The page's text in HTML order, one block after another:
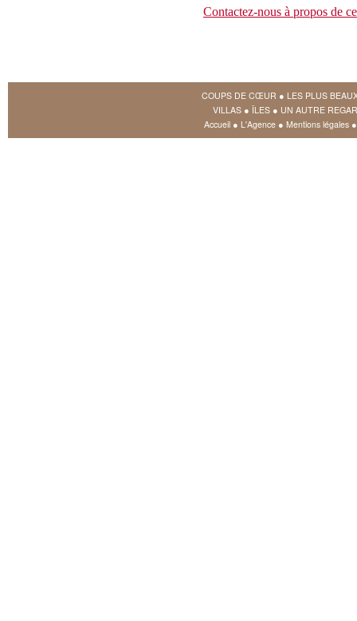
Contactez-nous à propos de
COUPS DE CŒUR ● LES PLUS
VILLAS ● ÎLES ● UN AUTRE
Accueil ● L'Agence ● Mentions légales